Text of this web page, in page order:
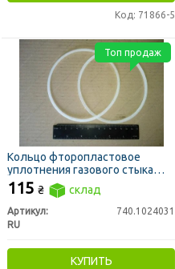
Код: 71866-5
Кольцо фторопластовое
уплотнения газового стыка
(гильзы) КАМАЗ
115 ₴ склад
Артикул:
740.1024031
RU
КУПИТЬ
Топ продаж